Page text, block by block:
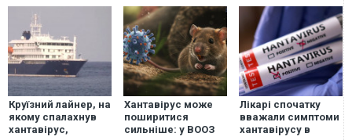
Круїзний лайнер, на
якому спалахнув
хантавірус,
Хантавірус може
поширитися
сильніше: у ВООЗ
Лікарі спочатку
вважали симптоми
хантавірусу в